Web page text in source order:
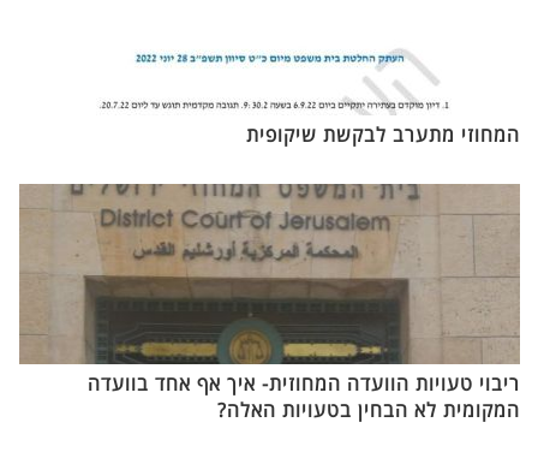
המחוזי מתערב לבקשת שיקופית
ריבוי טעויות הוועדה המחוזית- איך אף אחד בוועדה
המקומית לא הבחין בטעויות האלה?